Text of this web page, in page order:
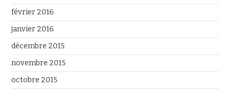
février 2016
janvier 2016
décembre 2015
novembre 2015
octobre 2015